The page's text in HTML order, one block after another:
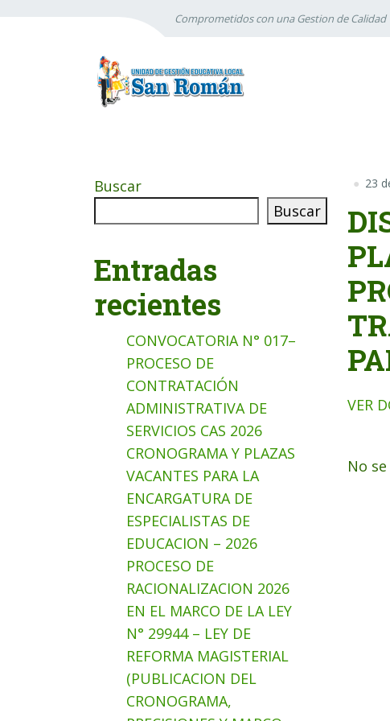
Comprometidos con una Gestion de Calidad
23
VER
No
Buscar
Buscar
Entradas
recientes
CONVOCATORIA N° 017–
PROCESO DE
CONTRATACIÓN
ADMINISTRATIVA DE
SERVICIOS CAS 2026
CRONOGRAMA Y PLAZAS
VACANTES PARA LA
ENCARGATURA DE
ESPECIALISTAS DE
EDUCACION – 2026
PROCESO DE
RACIONALIZACION 2026
EN EL MARCO DE LA LEY
N° 29944 – LEY DE
REFORMA MAGISTERIAL
(PUBLICACION DEL
CRONOGRAMA,